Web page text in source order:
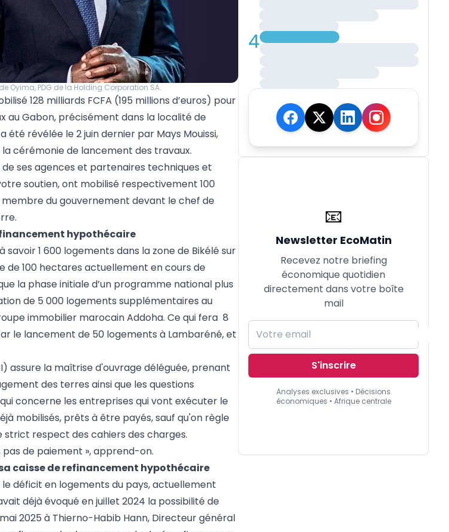
Oyima, PDG de la Holding Corporation SA.
128 milliards FCFA (195 millions d’euros) pour
au Gabon, précisément dans la localité de
été révélée le 2 juin dernier par Mays Mouissi,
cérémonie de lancement des travaux.
de ses agences et partenaires techniques et
soutien, ont mobilisé respectivement 100
membre du gouvernement devant le chef de
hypothécaire
1 600 logements dans la zone de Bikélé sur
de 100 hectares actuellement en cours de
la phase initiale d’un programme national plus
de 5 000 logements supplémentaires au
immobilier marocain Addoha. Ce qui fera 8
le lancement de 50 logements à Lambaréné, et
assure la maîtrise d'ouvrage déléguée, prenant
des terres ainsi que les questions
concerne les entreprises qui vont exécuter le
mobilisés, prêts à être payés, sauf qu'on règle
strict respect des cahiers des charges.
de paiement », apprend-on.
caisse de refinancement hypothécaire
déficit en logements du pays, actuellement
déjà évoqué en juillet 2024 la possibilité de
2025 à Thierno-Habib Hann, Directeur général
4
📧
Newsletter EcoMatin
Recevez notre briefing
économique quotidien
directement dans votre boîte
mail
S'inscrire
Analyses exclusives • Décisions
économiques • Afrique centrale